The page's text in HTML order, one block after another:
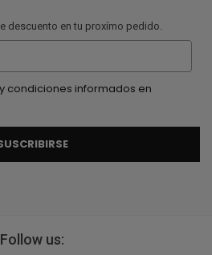
descuento en tu proxímo pedido.
condiciones informados en
Follow us: